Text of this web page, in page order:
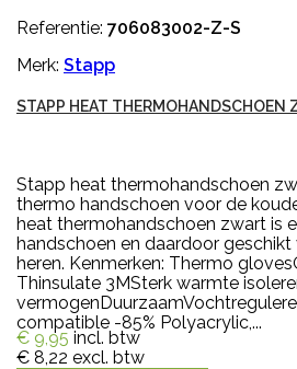
Referentie: 706083002-Z-S
Merk: Stapp
STAPP HEAT THERMOHANDSCHOEN
Stapp heat thermohandschoen
thermo handschoen voor de
heat thermohandschoen zwart is
handschoen en daardoor
heren. Kenmerken: Thermo
Thinsulate 3MSterk warmte
compatible -85% Polyacrylic,...
€ 9,95 incl. btw
€ 8,22 excl. btw